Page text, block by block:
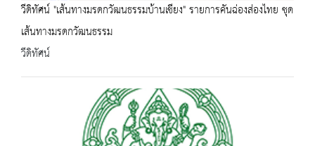
วีดิทัศน์ "เส้นทางมรดกวัฒนธรรมบ้านเชียง" รายการคันฉ่องส่องไทย ชุด
เส้นทางมรดกวัฒนธรรม
วีดิทัศน์